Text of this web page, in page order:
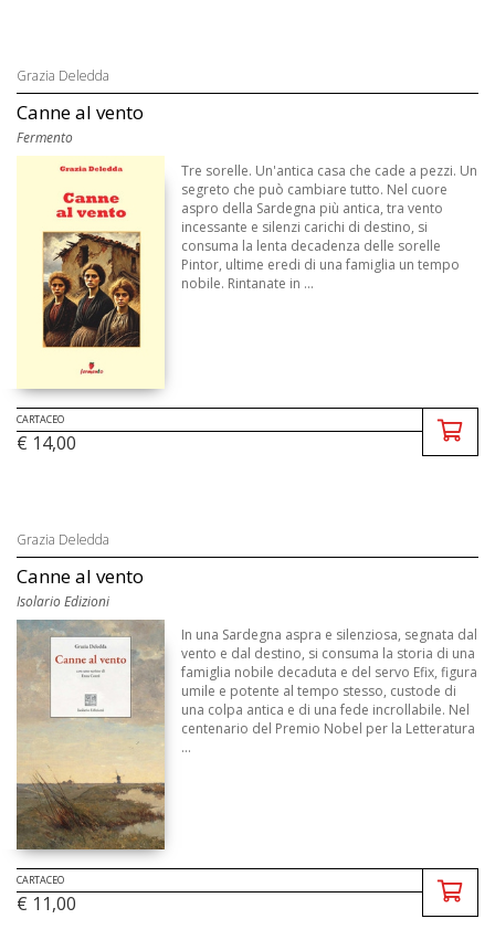
Grazia Deledda
Canne al vento
Fermento
Tre sorelle. Un'antica casa che cade a pezzi. Un
segreto che può cambiare tutto. Nel cuore
aspro della Sardegna più antica, tra vento
incessante e silenzi carichi di destino, si
consuma la lenta decadenza delle sorelle
Pintor, ultime eredi di una famiglia un tempo
nobile. Rintanate in ...
CARTACEO
€ 14,00
Grazia Deledda
Canne al vento
Isolario Edizioni
In una Sardegna aspra e silenziosa, segnata dal
vento e dal destino, si consuma la storia di una
famiglia nobile decaduta e del servo Efix, figura
umile e potente al tempo stesso, custode di
una colpa antica e di una fede incrollabile. Nel
centenario del Premio Nobel per la Letteratura
...
CARTACEO
€ 11,00